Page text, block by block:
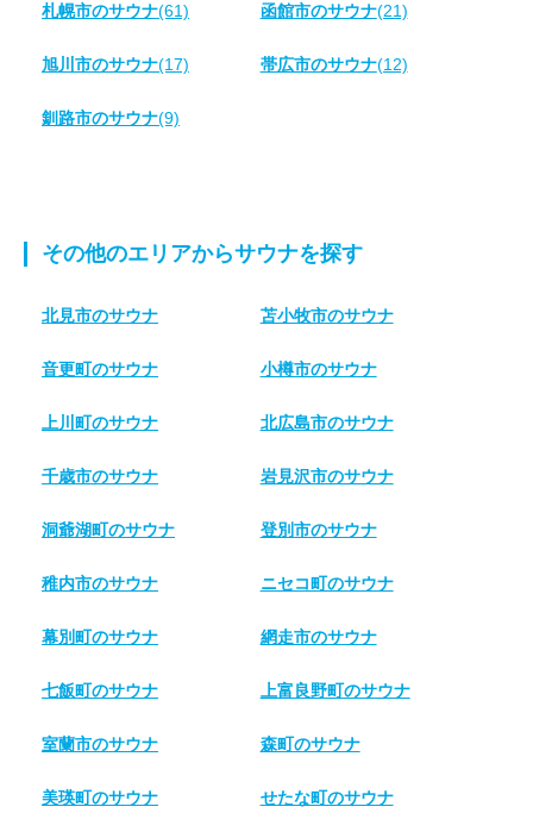
札幌市のサウナ(61) 函館市のサウナ(21)
旭川市のサウナ(17) 帯広市のサウナ(12)
釧路市のサウナ(9)
その他のエリアからサウナを探す
北見市のサウナ 苫小牧市のサウナ
音更町のサウナ 小樽市のサウナ
上川町のサウナ 北広島市のサウナ
千歳市のサウナ 岩見沢市のサウナ
洞爺湖町のサウナ 登別市のサウナ
稚内市のサウナ ニセコ町のサウナ
幕別町のサウナ 網走市のサウナ
七飯町のサウナ 上富良野町のサウナ
室蘭市のサウナ 森町のサウナ
美瑛町のサウナ せたな町のサウナ